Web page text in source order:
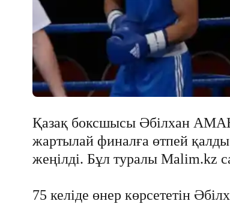
Қазақ боксшысы Әбілхан
жартылай финалға өтпей
жеңілді. Бұл туралы Мalim.kz
75 келіде өнер көрсететін